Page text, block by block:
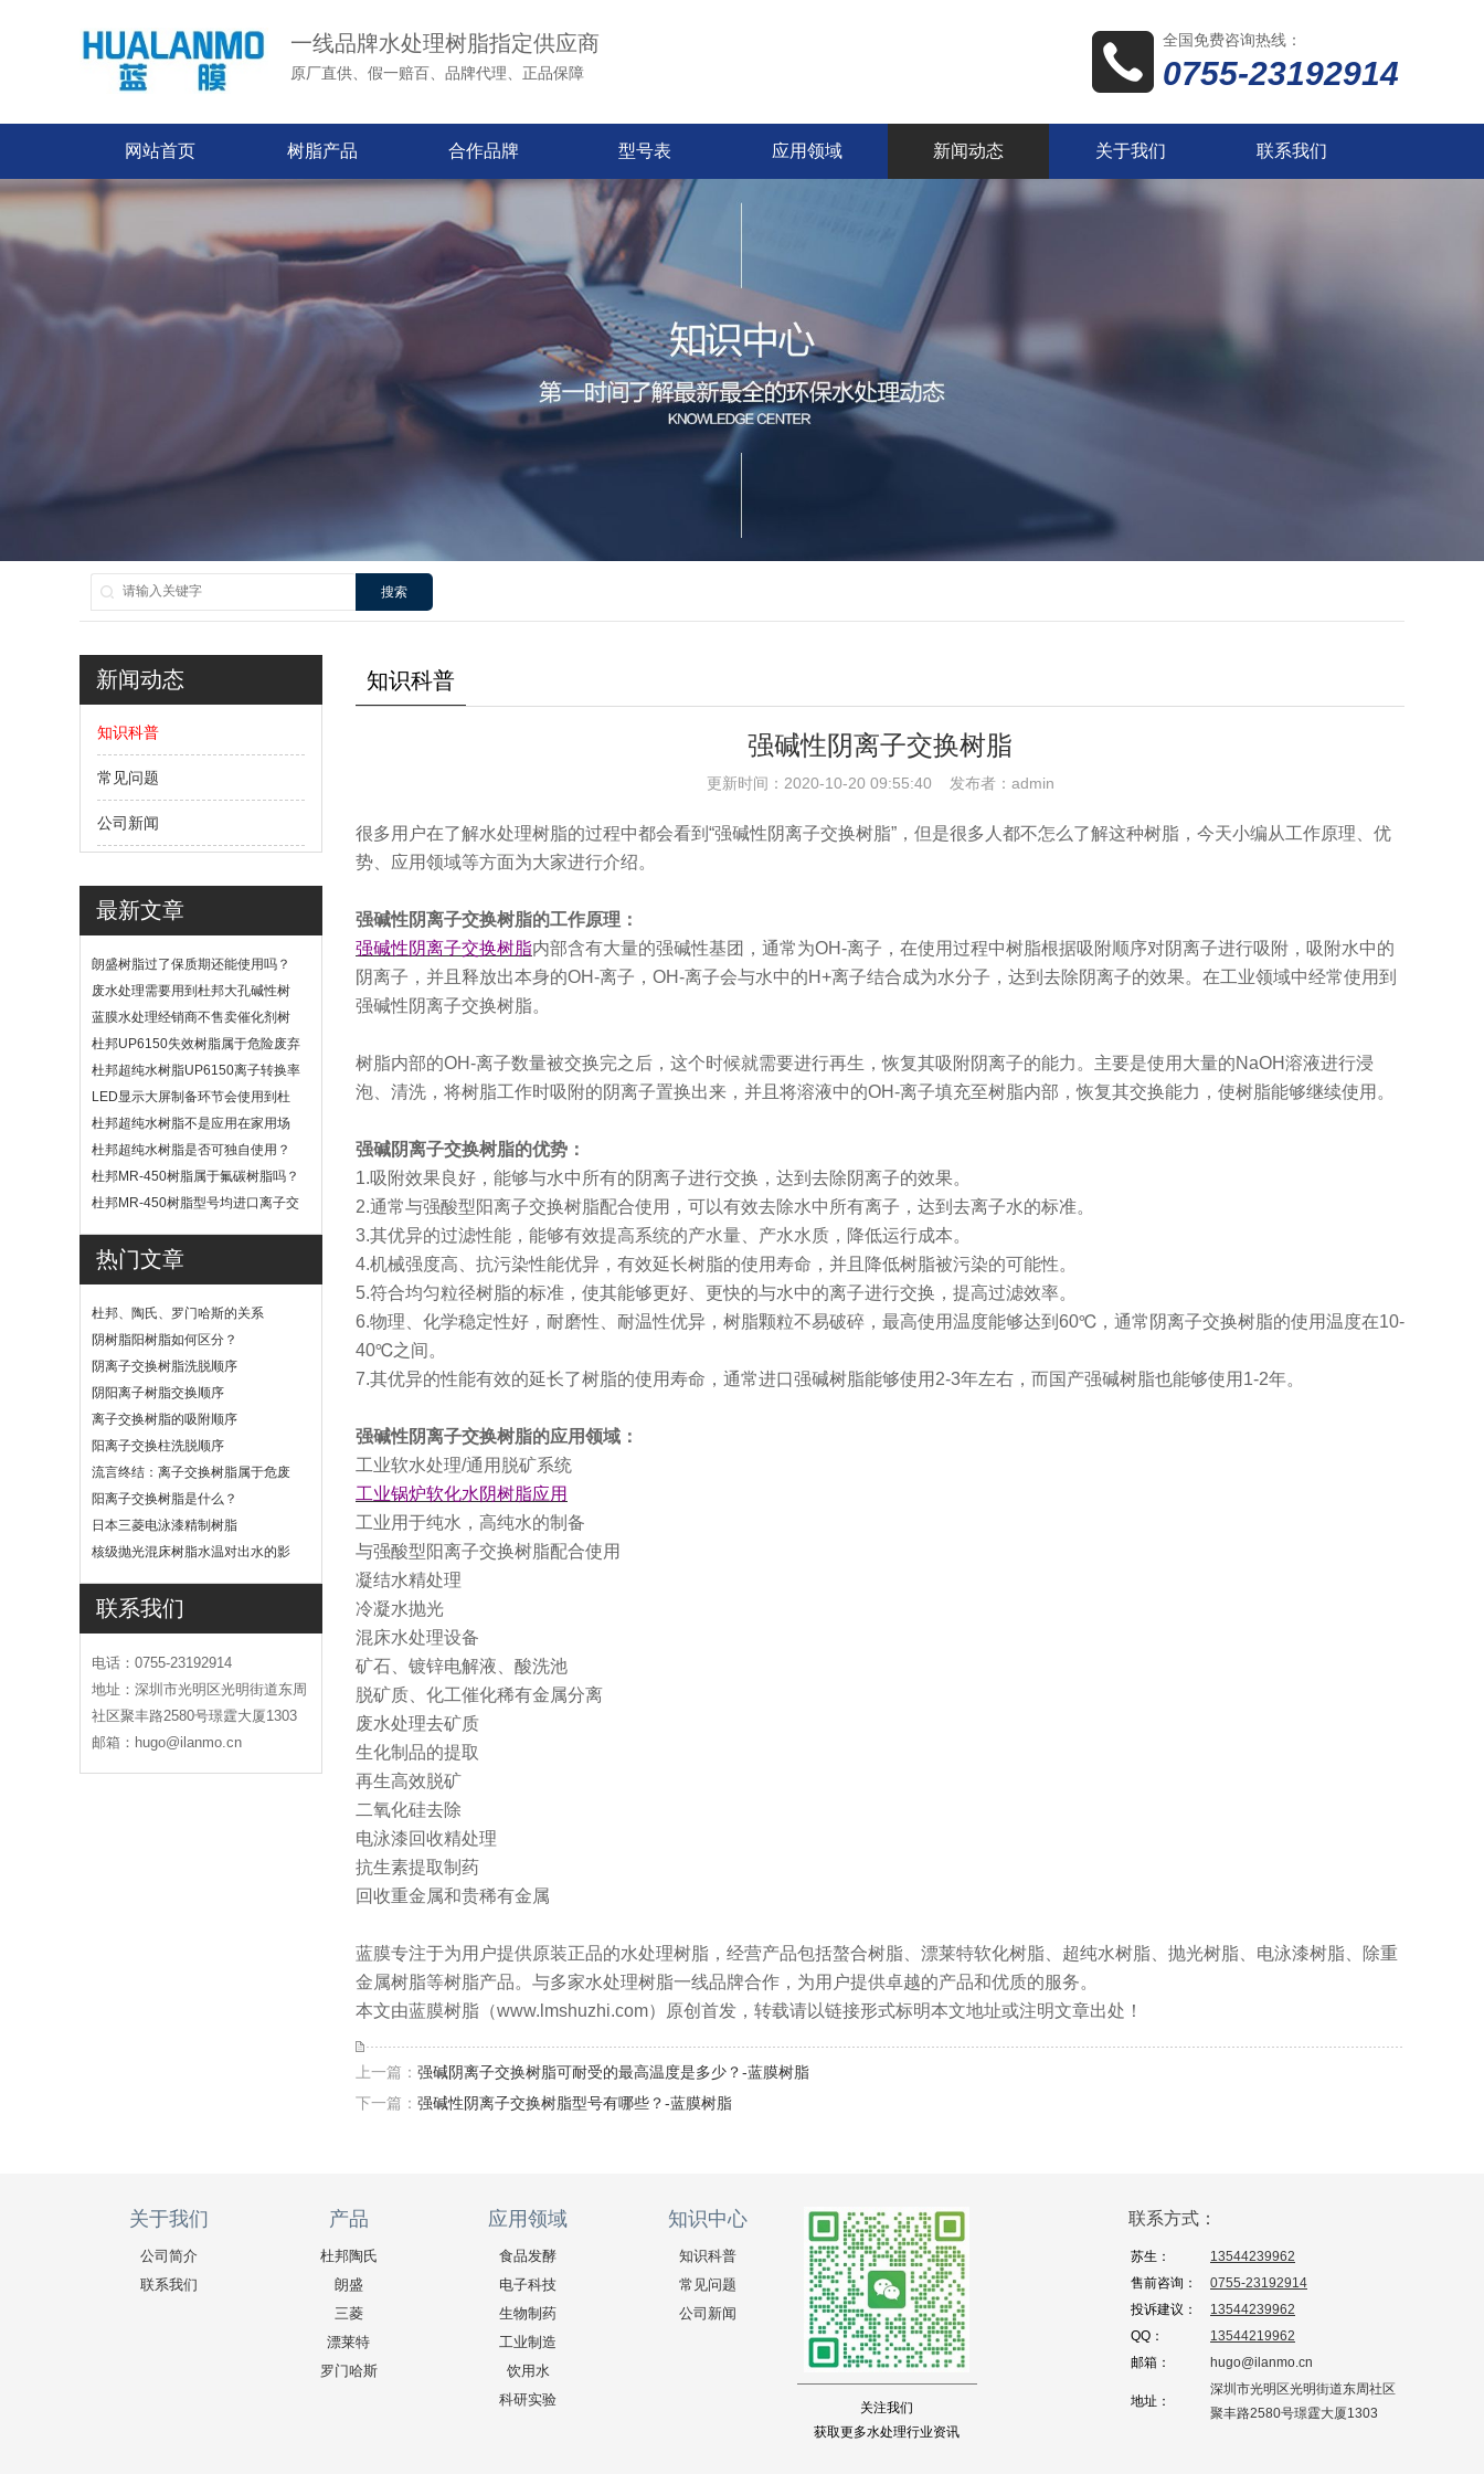
一线品牌水处理树脂指定供应商
原厂直供、假一赔百、品牌代理、正品保障
全国免费咨询热线：
0755-23192914
网站首页 树脂产品 合作品牌 型号表 应用领域 新闻动态 关于我们 联系我们
搜索
新闻动态
知识科普
常见问题
公司新闻
最新文章
朗盛树脂过了保质期还能使用吗？
废水处理需要用到杜邦大孔碱性树
脂？
蓝膜水处理经销商不售卖催化剂树
脂
杜邦UP6150失效树脂属于危险废弃
物吗？
杜邦超纯水树脂UP6150离子转换率
高吗？
LED显示大屏制备环节会使用到杜
邦UP6040树脂吗？
杜邦超纯水树脂不是应用在家用场
景
杜邦超纯水树脂是否可独自使用？
杜邦MR-450树脂属于氟碳树脂吗？
杜邦MR-450树脂型号均进口离子交
热门文章
杜邦、陶氏、罗门哈斯的关系
阴树脂阳树脂如何区分？
阴离子交换树脂洗脱顺序
阴阳离子树脂交换顺序
离子交换树脂的吸附顺序
阳离子交换柱洗脱顺序
流言终结：离子交换树脂属于危废
吗
阳离子交换树脂是什么？
日本三菱电泳漆精制树脂
核级抛光混床树脂水温对出水的影
联系我们
电话：0755-23192914
地址：深圳市光明区光明街道东周
社区聚丰路2580号璟霆大厦1303
邮箱：hugo@ilanmo.cn
知识科普
强碱性阴离子交换树脂
更新时间：2020-10-20 09:55:40 发布者：admin
很多用户在了解水处理树脂的过程中都会看到“强碱性阴离子交换树脂”，但是很多人都不怎么了解这种树脂，今天小编从工作原理、优
势、应用领域等方面为大家进行介绍。
强碱性阴离子交换树脂的工作原理：
强碱性阴离子交换树脂内部含有大量的强碱性基团，通常为OH-离子，在使用过程中树脂根据吸附顺序对阴离子进行吸附，吸附水中的
阴离子，并且释放出本身的OH-离子，OH-离子会与水中的H+离子结合成为水分子，达到去除阴离子的效果。在工业领域中经常使用到
强碱性阴离子交换树脂。
树脂内部的OH-离子数量被交换完之后，这个时候就需要进行再生，恢复其吸附阴离子的能力。主要是使用大量的NaOH溶液进行浸
泡、清洗，将树脂工作时吸附的阴离子置换出来，并且将溶液中的OH-离子填充至树脂内部，恢复其交换能力，使树脂能够继续使用。
强碱阴离子交换树脂的优势：
1.吸附效果良好，能够与水中所有的阴离子进行交换，达到去除阴离子的效果。
2.通常与强酸型阳离子交换树脂配合使用，可以有效去除水中所有离子，达到去离子水的标准。
3.其优异的过滤性能，能够有效提高系统的产水量、产水水质，降低运行成本。
4.机械强度高、抗污染性能优异，有效延长树脂的使用寿命，并且降低树脂被污染的可能性。
5.符合均匀粒径树脂的标准，使其能够更好、更快的与水中的离子进行交换，提高过滤效率。
6.物理、化学稳定性好，耐磨性、耐温性优异，树脂颗粒不易破碎，最高使用温度能够达到60℃，通常阴离子交换树脂的使用温度在10-
40℃之间。
7.其优异的性能有效的延长了树脂的使用寿命，通常进口强碱树脂能够使用2-3年左右，而国产强碱树脂也能够使用1-2年。
强碱性阴离子交换树脂的应用领域：
工业软水处理/通用脱矿系统
工业锅炉软化水阴树脂应用
工业用于纯水，高纯水的制备
与强酸型阳离子交换树脂配合使用
凝结水精处理
冷凝水抛光
混床水处理设备
矿石、镀锌电解液、酸洗池
脱矿质、化工催化稀有金属分离
废水处理去矿质
生化制品的提取
再生高效脱矿
二氧化硅去除
电泳漆回收精处理
抗生素提取制药
回收重金属和贵稀有金属
蓝膜专注于为用户提供原装正品的水处理树脂，经营产品包括螯合树脂、漂莱特软化树脂、超纯水树脂、抛光树脂、电泳漆树脂、除重
金属树脂等树脂产品。与多家水处理树脂一线品牌合作，为用户提供卓越的产品和优质的服务。
本文由蓝膜树脂（www.lmshuzhi.com）原创首发，转载请以链接形式标明本文地址或注明文章出处！
上一篇： 强碱阴离子交换树脂可耐受的最高温度是多少？-蓝膜树脂
下一篇： 强碱性阴离子交换树脂型号有哪些？-蓝膜树脂
关于我们
公司简介
联系我们
产品
杜邦陶氏
朗盛
三菱
漂莱特
罗门哈斯
应用领域
食品发酵
电子科技
生物制药
工业制造
饮用水
科研实验
知识中心
知识科普
常见问题
公司新闻
关注我们
获取更多水处理行业资讯
联系方式：
苏生：
13544239962
售前咨询：
0755-23192914
投诉建议：
13544239962
QQ：
13544219962
邮箱：
hugo@ilanmo.cn
地址：
深圳市光明区光明街道东周社区
聚丰路2580号璟霆大厦1303